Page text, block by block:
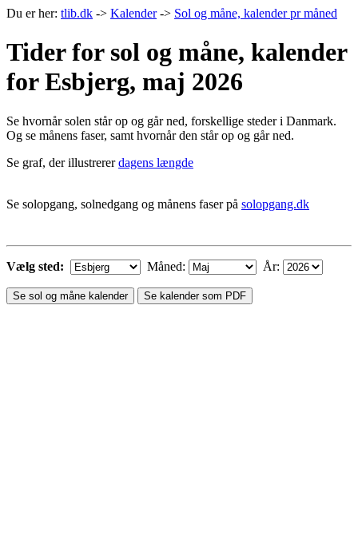
Du er her: tlib.dk -> Kalender-> Sol og måne, kalender pr måned
Tider for sol og måne, kalender
for Esbjerg, maj 2026
Se hvornår solen står op og går ned, forskellige steder i Danmark.
Og se månens faser, samt hvornår den står op og går ned.
Se graf, der illustrererdagens længde
Se solopgang, solnedgang og månens faser på solopgang.dk
Vælg sted: Måned: År:
Se sol og måne kalender Se kalender som PDF